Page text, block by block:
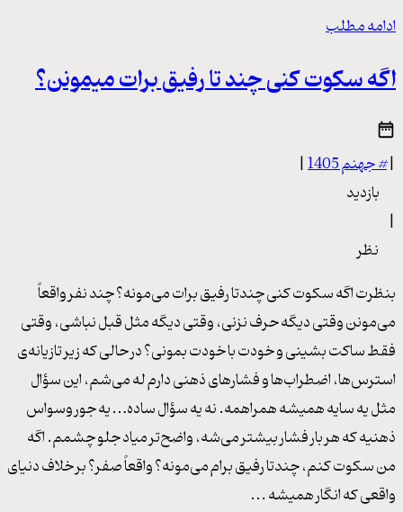
ادامه مطلب
اگه سکوت کنی چند تا رفیق برات میمونن؟
|
#جهنم 1405
|
بازدید
|
نظر
بنظرت اگه سکوت کنی چندتا رفیق برات می‌مونه؟ چند نفر واقعاً
می‌مونن وقتی دیگه حرف نزنی، وقتی دیگه مثل قبل نباشی، وقتی
فقط ساکت بشینی و خودت با خودت بمونی؟ در حالی که زیر تازیانه‌ی
استرس‌ها، اضطراب‌ها و فشارهای ذهنی دارم له می‌شم، این سؤال
مثل یه سایه همیشه همراهمه. نه یه سؤال ساده… یه جور وسواس
ذهنیه که هر بار فشار بیشتر می‌شه، واضح‌تر میاد جلو چشمم. اگه
من سکوت کنم، چندتا رفیق برام می‌مونه؟ واقعاً صفر؟ بر خلاف دنیای
واقعی که انگار همیشه ...